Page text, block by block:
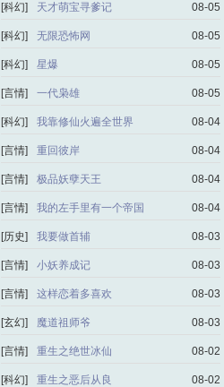
[科幻] 天才萌宝寻爹记 08-05
[科幻] 无限恐怖网 08-05
[科幻] 星爆 08-05
[言情] 一代枭雄 08-05
[科幻] 我靠修仙火遍全世界 08-04
[言情] 重回彼岸 08-04
[言情] 极品妖孽天王 08-04
[言情] 我的左手里有一个帝国 08-04
[历史] 我要做首辅 08-03
[言情] 小妖养成记 08-03
[言情] 这样恋着多喜欢 08-03
[玄幻] 魔道祖师爷 08-03
[言情] 重生之绝世冰仙 08-02
[科幻] 重生之恶后从良 08-02